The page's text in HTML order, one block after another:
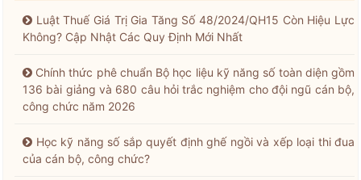
Luật Thuế Giá Trị Gia Tăng Số 48/2024/QH15 Còn Hiệu Lực
Không? Cập Nhật Các Quy Định Mới Nhất
Chính thức phê chuẩn Bộ học liệu kỹ năng số toàn diện gồm
136 bài giảng và 680 câu hỏi trắc nghiệm cho đội ngũ cán bộ,
công chức năm 2026
Học kỹ năng số sắp quyết định ghế ngồi và xếp loại thi đua
của cán bộ, công chức?